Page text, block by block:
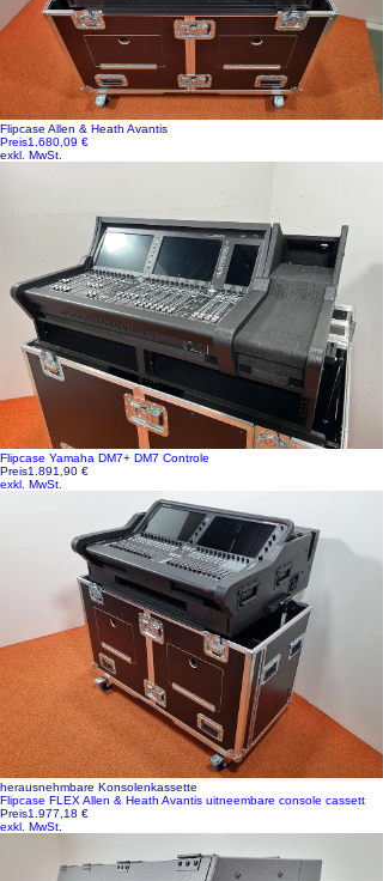
Flipcase Allen & Heath Avantis
Preis1.680,09 €
exkl. MwSt.
Flipcase Yamaha DM7+ DM7 Controle
Preis1.891,90 €
exkl. MwSt.
herausnehmbare Konsolenkassette
Flipcase FLEX Allen & Heath Avantis uitneembare console cassett
Preis1.977,18 €
exkl. MwSt.